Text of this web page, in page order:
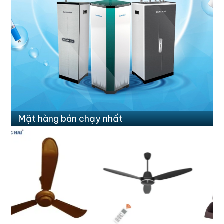
Mặt hàng bán chạy nhất